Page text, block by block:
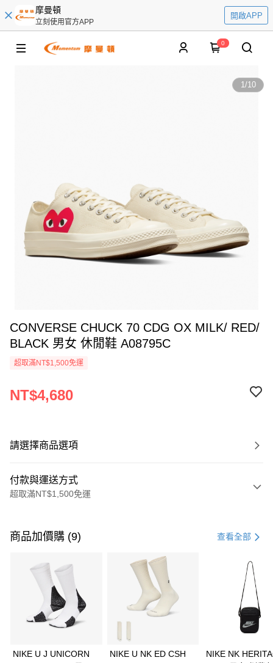
摩曼頓
立刻使用官方APP
開啟APP
0
1/10
CONVERSE CHUCK 70 CDG OX MILK/ RED/
BLACK 男女 休閒鞋 A08795C
超取滿NT$1,500免運
NT$4,680
請選擇商品選項
付款與運送方式
超取滿NT$1,500免運
信用卡一次付款
3 期 0 利率 每期 21家銀行
合作金庫商業銀行
第一商業銀行
華南商業銀行
彰化商業銀行
上海商業儲蓄銀行
Apple Pay
商品加價購 (9) 查看全部
NIKE U J UNICORN
NIKE U NK ED CSH
NIKE NK